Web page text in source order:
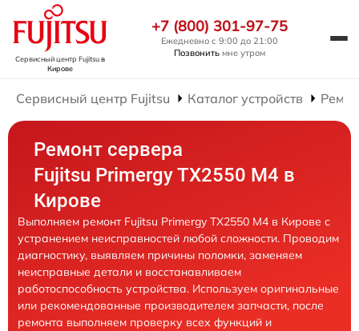
Сервисный центр Fujitsuв
Кирове
+7 (800) 301-97-75
Ежедневно с 9:00 до 21:00
Позвонить мне утром
Сервисный центр Fujitsu Каталог устройств
Ремонт сервера
Fujitsu Primergy TX2550 M4 в
Кирове
Выполняем ремонт Fujitsu Primergy TX2550 M4 в Кирове с
устранением неисправностей любой сложности. Проводим
диагностику, выявляем причины поломки, заменяем
неисправные детали и восстанавливаем
работоспособность устройства. Используем оригинальные
или рекомендованные производителем запчасти, после
ремонта выполняем проверку всех функций и